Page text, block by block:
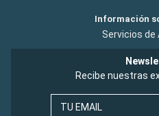
Información
Servicios de
Recibe nuestras
TU EMAIL